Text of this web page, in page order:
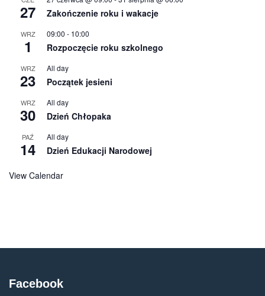
27 Zakończenie roku i wakacje
WRZ
1
09:00 - 10:00
Rozpoczęcie roku szkolnego
WRZ
23
All day
Początek jesieni
WRZ
30
All day
Dzień Chłopaka
PAŹ
14
All day
Dzień Edukacji Narodowej
View Calendar
Facebook